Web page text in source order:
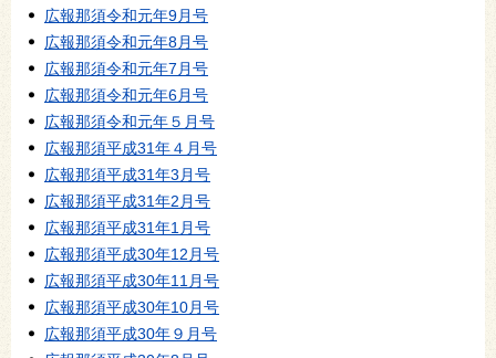
広報那須令和元年9月号
広報那須令和元年8月号
広報那須令和元年7月号
広報那須令和元年6月号
広報那須令和元年５月号
広報那須平成31年４月号
広報那須平成31年3月号
広報那須平成31年2月号
広報那須平成31年1月号
広報那須平成30年12月号
広報那須平成30年11月号
広報那須平成30年10月号
広報那須平成30年９月号